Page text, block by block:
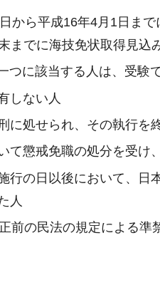
から平成16年4月1日ま
までに海技免状取得見込
つに該当する人は、受験
しない人
に処せられ、その執行を
て懲戒免職の処分を受け
行の日以後において、日
人
前の民法の規定による準